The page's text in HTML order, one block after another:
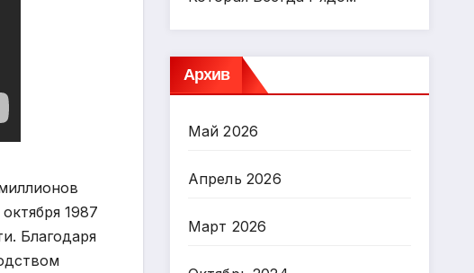
1987
Благодаря
Архив
Май 2026
Апрель 2026
Март 2026